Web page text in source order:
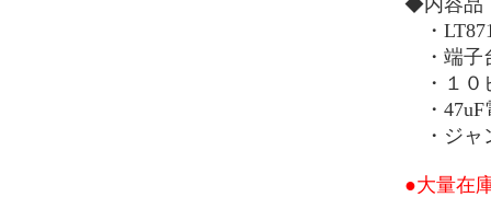
◆内容品
・
・端子
・１０
・47uF
・ジャ
●大量在